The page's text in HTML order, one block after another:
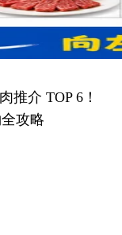
推介 TOP 6！
攻略